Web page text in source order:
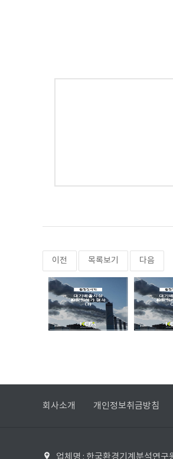
이전 목록보기 다음
회사소개 개인정보취금방침
업체명 : 한국환경기계분석연